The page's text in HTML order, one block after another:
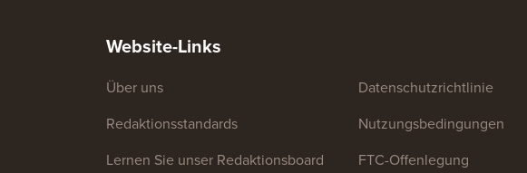
Website-Links
Über uns
Redaktionsstandards
Lernen Sie unser Redaktionsboard
Datenschutzrichtlinie
Nutzungsbedingungen
FTC-Offenlegung